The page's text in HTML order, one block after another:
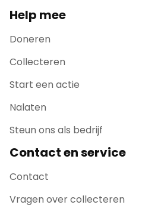
Help mee
Doneren
Collecteren
Start een actie
Nalaten
Steun ons als bedrijf
Contact en service
Contact
Vragen over collecteren